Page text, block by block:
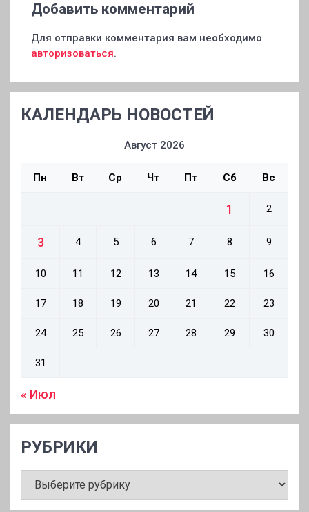
Добавить комментарий
Для отправки комментария вам необходимо
авторизоваться.
КАЛЕНДАРЬ НОВОСТЕЙ
Август 2026
Пн Вт Ср Чт Пт Сб Вс
1 2
3 4 5 6 7 8 9
10 11 12 13 14 15 16
17 18 19 20 21 22 23
24 25 26 27 28 29 30
31
« Июл
РУБРИКИ